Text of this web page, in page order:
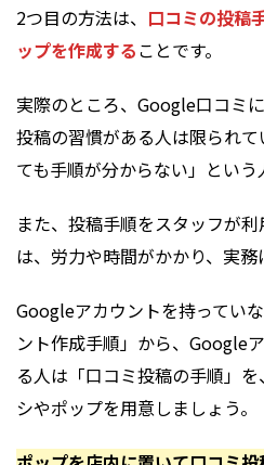
2つ目の方法は、 口コミの投稿
ップを作成することです。
実際のところ、Google口コミ
投稿の習慣がある人は限られ
ても手順が分からない」という
また、投稿手順をスタッフが
は、労力や時間がかかり、実務
Googleアカウントを持ってい
ント作成手順」から、Google
る人は「口コミ投稿の手順」
シやポップを用意しましょう。